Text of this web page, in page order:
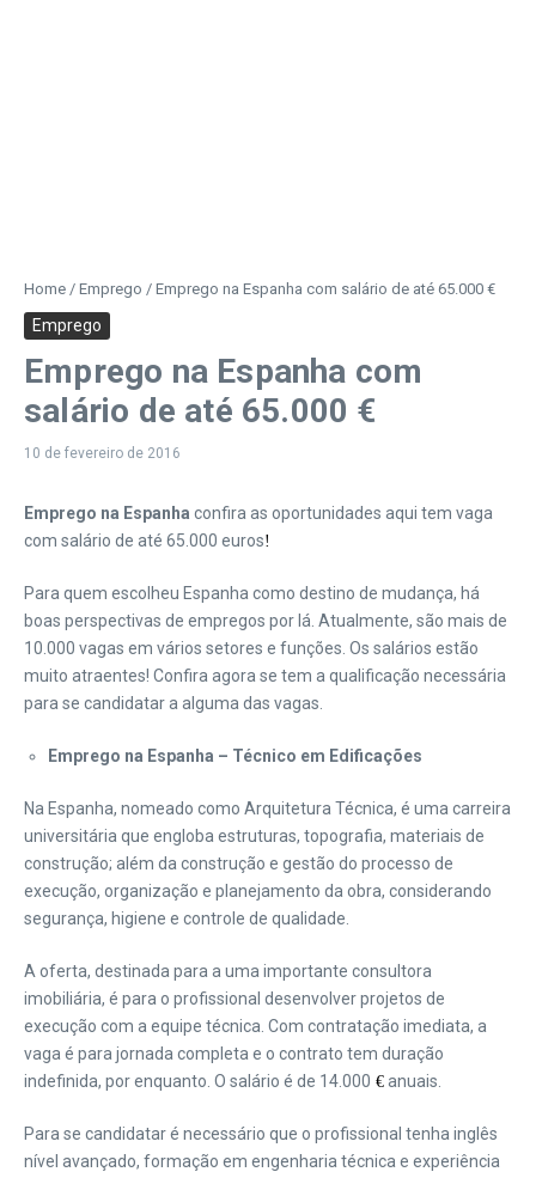
Home / Emprego / Emprego na Espanha com salário de até 65.000 €
Emprego
Emprego na Espanha com
salário de até 65.000 €
10 de fevereiro de 2016
Emprego na Espanha confira as oportunidades aqui tem vaga
com salário de até 65.000 euros!
Para quem escolheu Espanha como destino de mudança, há
boas perspectivas de empregos por lá. Atualmente, são mais de
10.000 vagas em vários setores e funções. Os salários estão
muito atraentes! Confira agora se tem a qualificação necessária
para se candidatar a alguma das vagas.
Emprego na Espanha – Técnico em Edificações
Na Espanha, nomeado como Arquitetura Técnica, é uma carreira
universitária que engloba estruturas, topografia, materiais de
construção; além da construção e gestão do processo de
execução, organização e planejamento da obra, considerando
segurança, higiene e controle de qualidade.
A oferta, destinada para a uma importante consultora
imobiliária, é para o profissional desenvolver projetos de
execução com a equipe técnica. Com contratação imediata, a
vaga é para jornada completa e o contrato tem duração
indefinida, por enquanto. O salário é de 14.000 € anuais.
Para se candidatar é necessário que o profissional tenha inglês
nível avançado, formação em engenharia técnica e experiência